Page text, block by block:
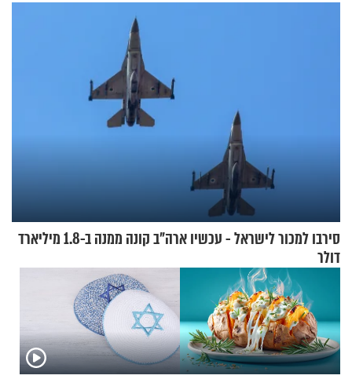
שאפשר לעשות כבר היום
סירבו למכור לישראל - עכשיו ארה"ב קונה ממנה ב-1.8 מיליארד
דולר